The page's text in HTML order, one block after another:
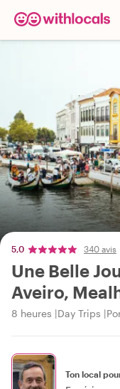
5,0 340 avis
Une Belle
Aveiro,
8 heures Day Trips
Ton local